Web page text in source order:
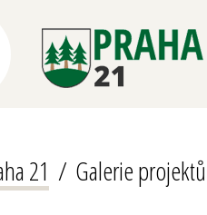
21 Galerie projektů